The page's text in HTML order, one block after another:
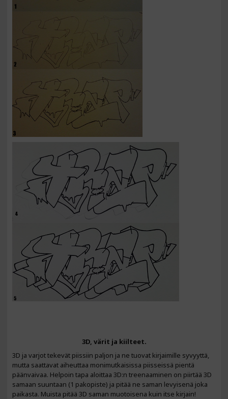
3D, värit ja kiilteet.
3D ja varjot tekevät piissiin paljon ja ne tuovat kirjaimille syvyyttä,
mutta saattavat aiheuttaa monimutkaisissa piisseissä pientä
päänvaivaa. Helpoin tapa aloittaa 3D:n treenaaminen on piirtää 3D
samaan suuntaan (1 pakopiste) ja pitää ne saman levyisenä joka
paikasta. Muista pitää 3D saman muotoisena kuin itse kirjain!